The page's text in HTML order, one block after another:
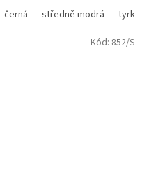
černá středně modrá
Kód: 852/S